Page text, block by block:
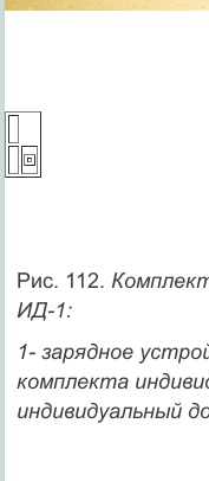
Рис. 112.
ИД-1:
1- зарядное
комплекта
индивидуальный